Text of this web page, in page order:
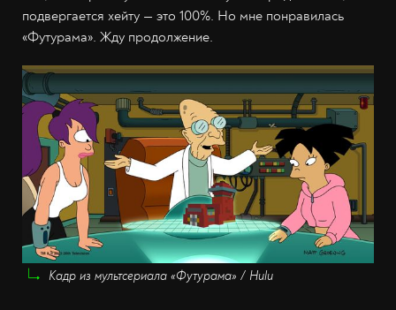
подвергается хейту — это 100%. Но мне понравилась
«Футурама». Жду продолжение.
Кадр из мультсериала «Футурама» / Hulu